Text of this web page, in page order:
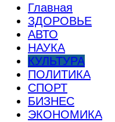
Главная
ЗДОРОВЬЕ
АВТО
НАУКА
КУЛЬТУРА
ПОЛИТИКА
СПОРТ
БИЗНЕС
ЭКОНОМИКА